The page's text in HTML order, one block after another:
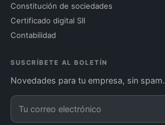
Constitución de sociedades
Certificado digital SII
Contabilidad
SUSCRÍBETE AL BOLETÍN
Novedades para tu empresa, sin spam.